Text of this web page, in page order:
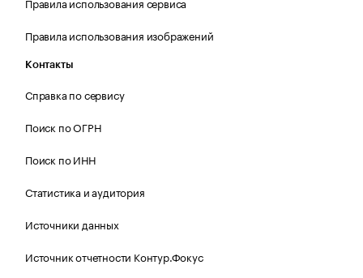
Правила использования изображений
Контакты
Справка по сервису
Поиск по ОГРН
Поиск по ИНН
Статистика и аудитория
Источники данных
Источник отчетности Контур.Фокус